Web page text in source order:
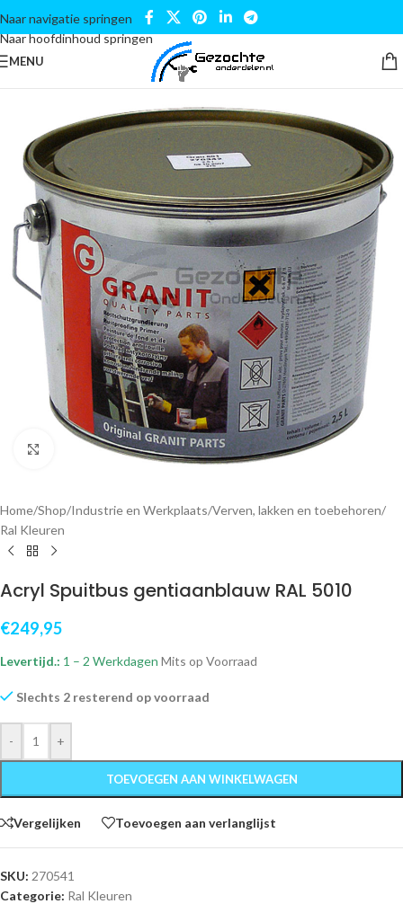
Naar navigatie springen
Naar hoofdinhoud springen
MENU
Klik om te vergroten
Home/Shop/Industrie en Werkplaats/Verven, lakken en toebehoren/
Ral Kleuren
Acryl Spuitbus gentiaanblauw RAL 5010
€249,95
Levertijd.: 1 – 2 Werkdagen Mits op Voorraad
Slechts 2 resterend op voorraad
- +
TOEVOEGEN AAN WINKELWAGEN
Vergelijken Toevoegen aan verlanglijst
SKU: 270541
Categorie: Ral Kleuren